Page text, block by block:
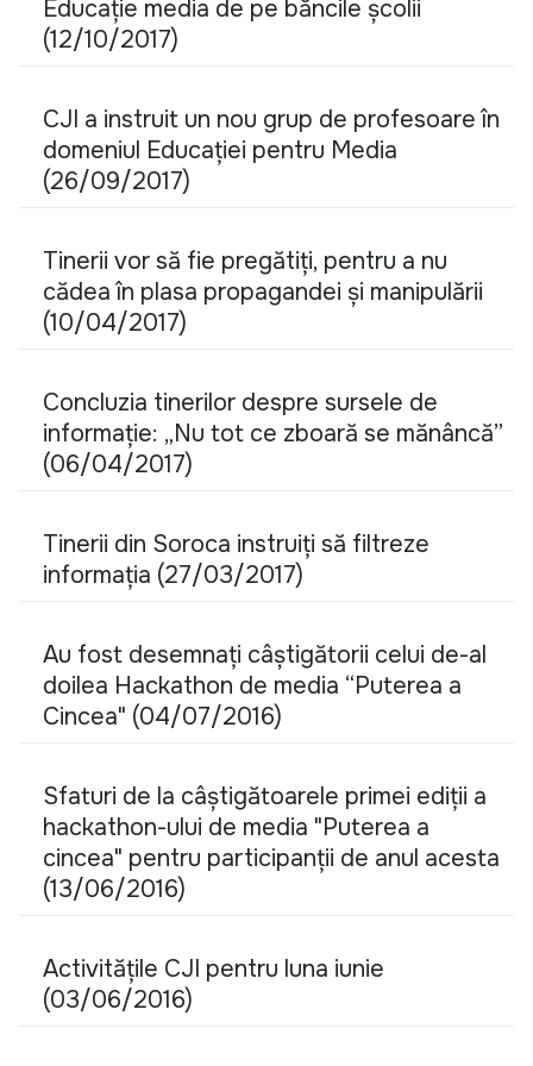
Educație media de pe băncile școlii
(12/10/2017)
CJI a instruit un nou grup de profesoare în
domeniul Educației pentru Media
(26/09/2017)
Tinerii vor să fie pregătiți, pentru a nu
cădea în plasa propagandei și manipulării
(10/04/2017)
Concluzia tinerilor despre sursele de
informație: „Nu tot ce zboară se mănâncă”
(06/04/2017)
Tinerii din Soroca instruiți să filtreze
informația (27/03/2017)
Au fost desemnați câștigătorii celui de-al
doilea Hackathon de media “Puterea a
Cincea" (04/07/2016)
Sfaturi de la câștigătoarele primei ediții a
hackathon-ului de media "Puterea a
cincea" pentru participanții de anul acesta
(13/06/2016)
Activitățile CJI pentru luna iunie
(03/06/2016)